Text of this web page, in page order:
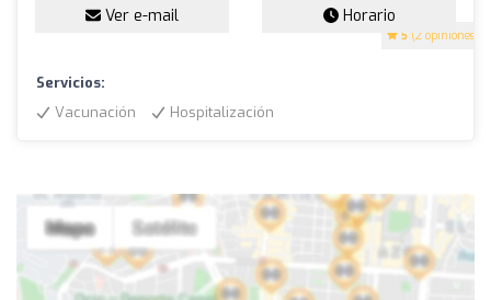
5 (2 opiniones)
Ver e-mail Horario
Servicios:
Vacunación
Hospitalización